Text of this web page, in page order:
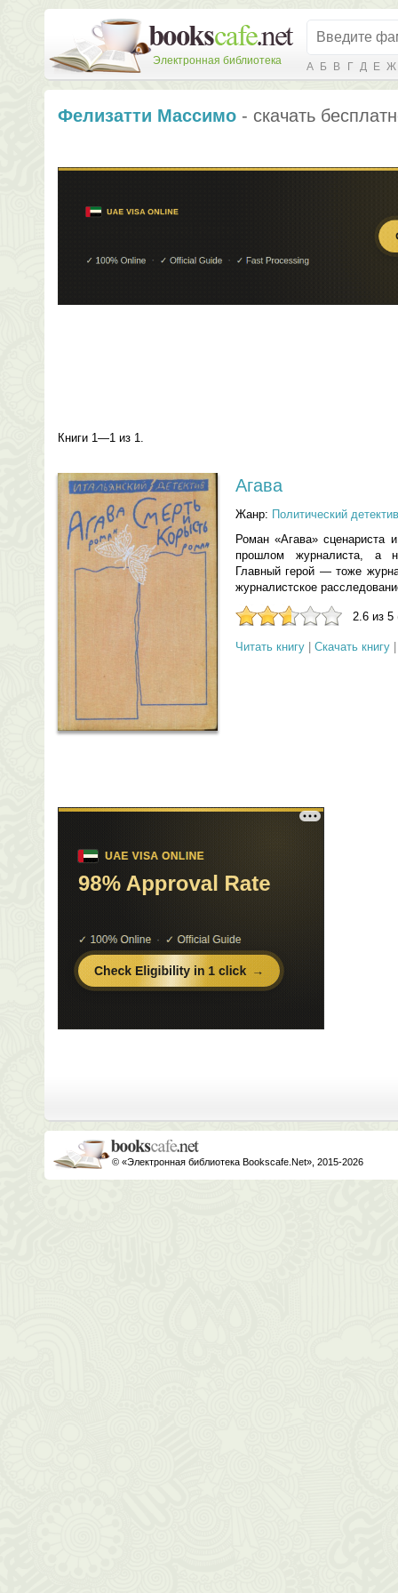
Электронная библиотека А Б В Г Д Е Ж
Фелизатти Массимо - скачать
Книги 1—1 из 1.
Агава
Жанр: Политический детектив
Роман «Агава» сценариста
прошлом журналиста, а
Главный герой — тоже
журналистское
2.6 из 5
Читать книгу Скачать книгу
© «Электронная библиотека Bookscafe.Net», 2015-2026